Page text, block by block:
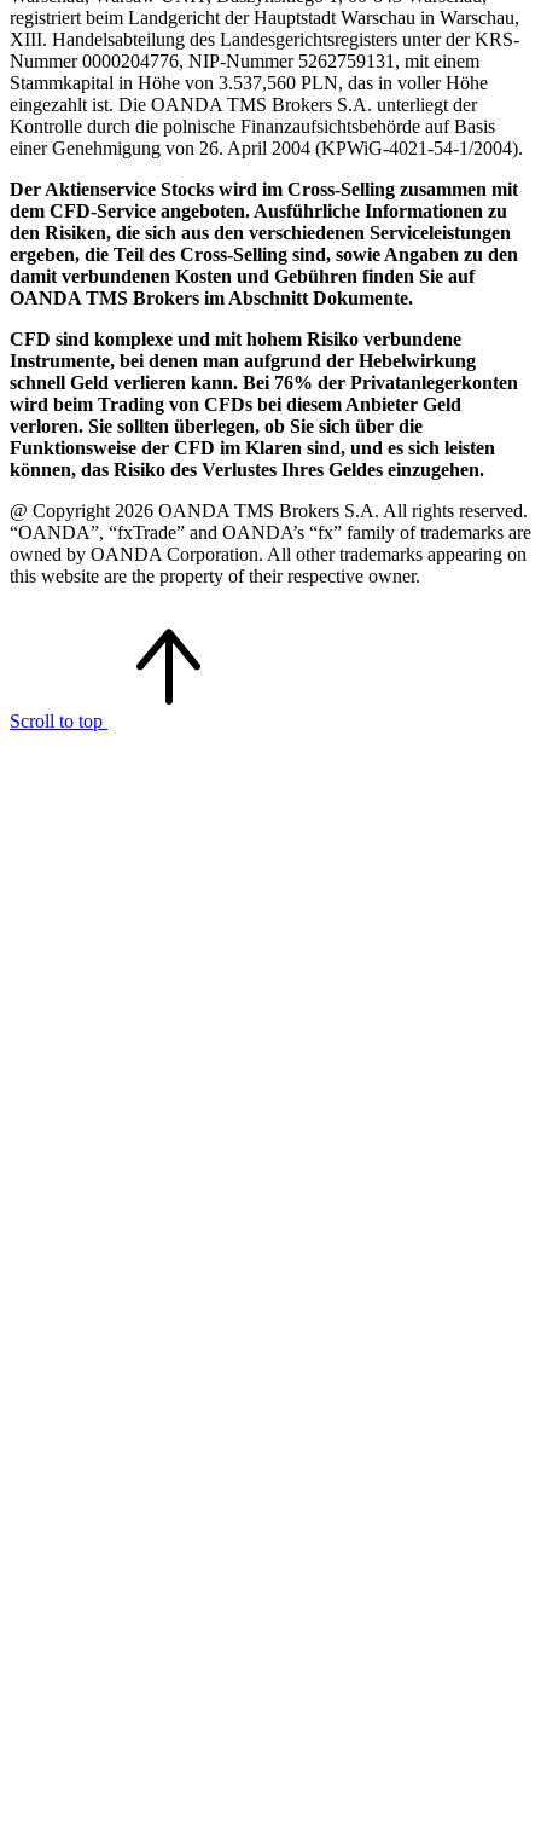
registriert beim Landgericht der Hauptstadt Warschau in Warschau,
XIII. Handelsabteilung des Landesgerichtsregisters unter der KRS-
Nummer 0000204776, NIP-Nummer 5262759131, mit einem
Stammkapital in Höhe von 3.537,560 PLN, das in voller Höhe
eingezahlt ist. Die OANDA TMS Brokers S.A. unterliegt der
Kontrolle durch die polnische Finanzaufsichtsbehörde auf Basis
einer Genehmigung von 26. April 2004 (KPWiG-4021-54-1/2004).
Der Aktienservice Stocks wird im Cross-Selling zusammen mit
dem CFD-Service angeboten. Ausführliche Informationen zu
den Risiken, die sich aus den verschiedenen Serviceleistungen
ergeben, die Teil des Cross-Selling sind, sowie Angaben zu den
damit verbundenen Kosten und Gebühren finden Sie auf
OANDA TMS Brokers im Abschnitt Dokumente.
CFD sind komplexe und mit hohem Risiko verbundene
Instrumente, bei denen man aufgrund der Hebelwirkung
schnell Geld verlieren kann. Bei 76% der Privatanlegerkonten
wird beim Trading von CFDs bei diesem Anbieter Geld
verloren. Sie sollten überlegen, ob Sie sich über die
Funktionsweise der CFD im Klaren sind, und es sich leisten
können, das Risiko des Verlustes Ihres Geldes einzugehen.
@ Copyright 2026 OANDA TMS Brokers S.A. All rights reserved.
“OANDA”, “fxTrade” and OANDA’s “fx” family of trademarks are
owned by OANDA Corporation. All other trademarks appearing on
this website are the property of their respective owner.
Scroll to top